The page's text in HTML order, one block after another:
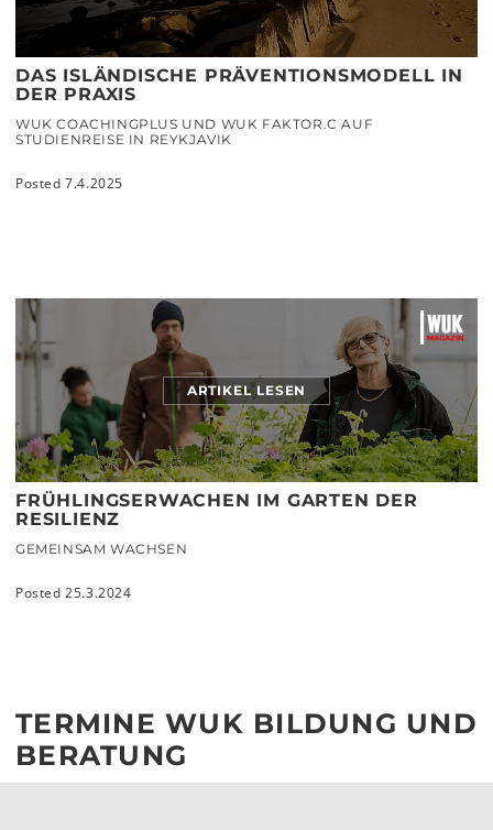
DAS ISLÄNDISCHE PRÄVENTIONSMODELL IN
DER PRAXIS
WUK COACHINGPLUS UND WUK FAKTOR.C AUF
STUDIENREISE IN REYKJAVIK
Posted 7.4.2025
ARTIKEL LESEN
FRÜHLINGSERWACHEN IM GARTEN DER
RESILIENZ
GEMEINSAM WACHSEN
Posted 25.3.2024
TERMINE WUK BILDUNG UND
BERATUNG